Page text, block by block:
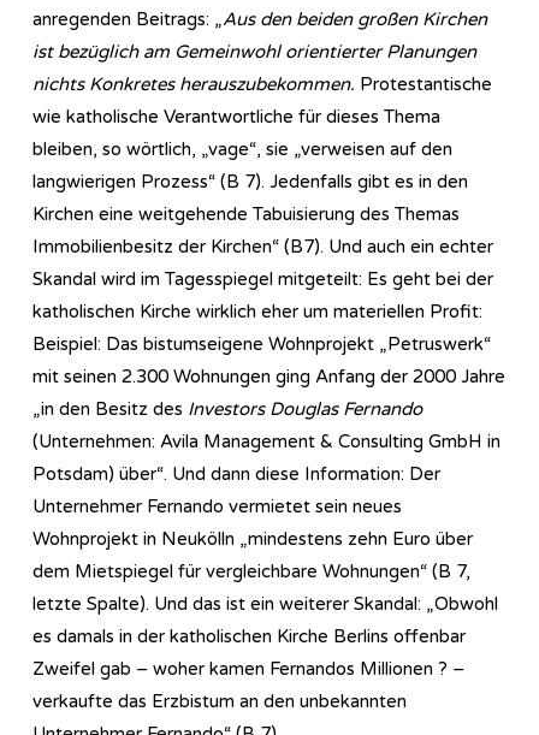
anregenden Beitrags: „Aus den beiden großen Kirchen
ist bezüglich am Gemeinwohl orientierter Planungen
nichts Konkretes herauszubekommen. Protestantische
wie katholische Verantwortliche für dieses Thema
bleiben, so wörtlich, „vage“, sie „verweisen auf den
langwierigen Prozess“ (B 7). Jedenfalls gibt es in den
Kirchen eine weitgehende Tabuisierung des Themas
Immobilienbesitz der Kirchen“ (B7). Und auch ein echter
Skandal wird im Tagesspiegel mitgeteilt: Es geht bei der
katholischen Kirche wirklich eher um materiellen Profit:
Beispiel: Das bistumseigene Wohnprojekt „Petruswerk“
mit seinen 2.300 Wohnungen ging Anfang der 2000 Jahre
„in den Besitz des Investors Douglas Fernando
(Unternehmen: Avila Management & Consulting GmbH in
Potsdam) über“. Und dann diese Information: Der
Unternehmer Fernando vermietet sein neues
Wohnprojekt in Neukölln „mindestens zehn Euro über
dem Mietspiegel für vergleichbare Wohnungen“ (B 7,
letzte Spalte). Und das ist ein weiterer Skandal: „Obwohl
es damals in der katholischen Kirche Berlins offenbar
Zweifel gab – woher kamen Fernandos Millionen ? –
verkaufte das Erzbistum an den unbekannten